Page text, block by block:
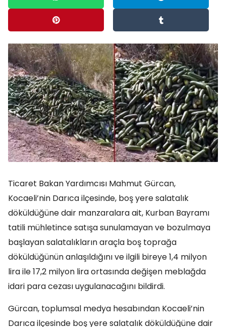
Ticaret Bakan Yardımcısı Mahmut Gürcan,
Kocaeli’nin Darıca ilçesinde, boş yere salatalık
döküldüğüne dair manzaralara ait, Kurban Bayramı
tatili mühletince satışa sunulamayan ve bozulmaya
başlayan salatalıkların araçla boş toprağa
döküldüğünün anlaşıldığını ve ilgili bireye 1,4 milyon
lira ile 17,2 milyon lira ortasında değişen meblağda
idari para cezası uygulanacağını bildirdi.
Gürcan, toplumsal medya hesabından Kocaeli’nin
Darıca ilçesinde boş yere salatalık döküldüğüne dair